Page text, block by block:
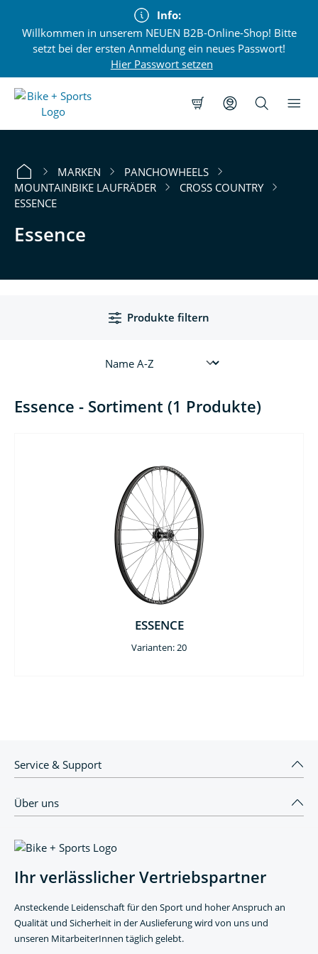
Info:
Willkommen in unserem NEUEN B2B-Online-Shop! Bitte
setzt bei der ersten Anmeldung ein neues Passwort!
Hier Passwort setzen
MARKEN
PANCHOWHEELS
MOUNTAINBIKE LAUFRÄDER
CROSS COUNTRY
ESSENCE
Essence
Produkte filtern
Essence - Sortiment (1 Produkte)
ESSENCE
Varianten: 20
Service & Support
Über uns
Ihr verlässlicher Vertriebspartner
Ansteckende Leidenschaft für den Sport und hoher Anspruch an
Qualität und Sicherheit in der Auslieferung wird von uns und
unseren MitarbeiterInnen täglich gelebt.